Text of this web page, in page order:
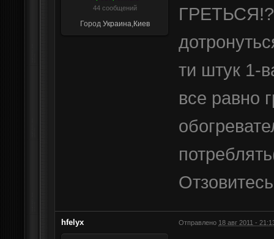
44 сообщений
Город Украина,Киев
ти штук 1-
все равно
hfelyx Отправлено 18 авг 2011 -